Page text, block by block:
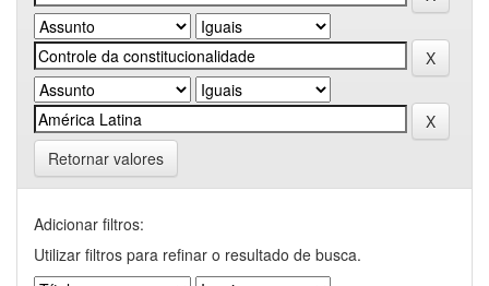
Retornar valores
Adicionar filtros:
Utilizar filtros para refinar o resultado de busca.